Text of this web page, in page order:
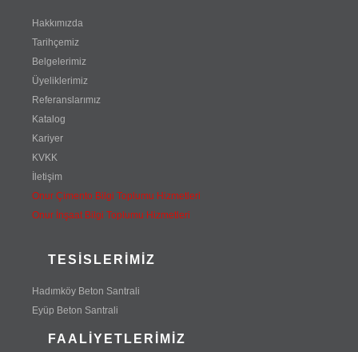
Hakkımızda
Tarihçemiz
Belgelerimiz
Üyeliklerimiz
Referanslarımız
Katalog
Kariyer
KVKK
İletişim
Onur Çimento Bilgi Toplumu Hizmetleri
Onur İnşaat Bilgi Toplumu Hizmetleri
TESISLERIMIZ
Hadımköy Beton Santrali
Eyüp Beton Santrali
FAALIYETLERIMIZ